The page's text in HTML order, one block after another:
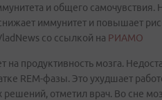
и общего самочувствия.
иммунитет и повышает
со ссылкой на РИАМО
на продуктивность мозга.
REM-фазы. Это ухудшает
отметил врач. Во сне